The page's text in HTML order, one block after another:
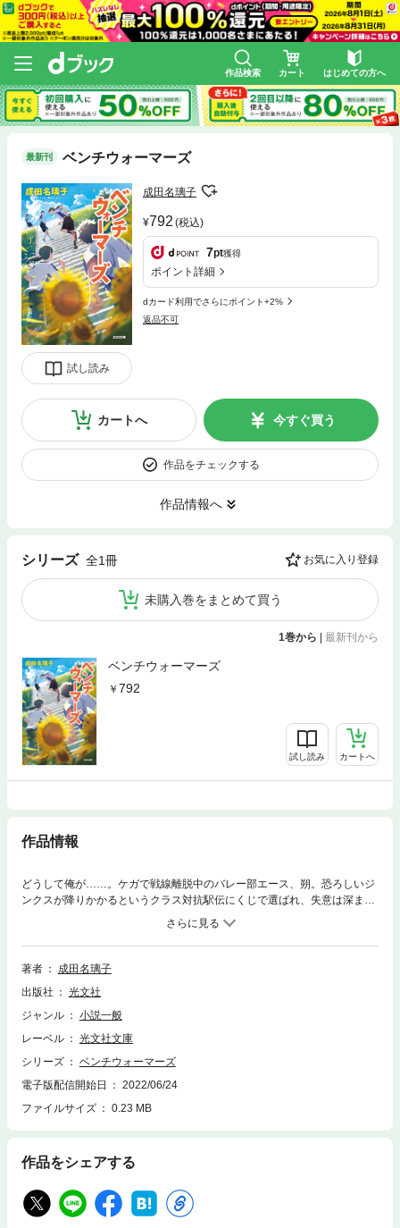
作品検索 カート はじめての方へ
最新刊 ベンチウォーマーズ
試し読み
成田名璃子
792 (税込)
7pt獲得
ポイント詳細
dカード利用でさらにポイント+2%
返品不可
カートへ 今すぐ買う
作品をチェックする
作品情報へ
シリーズ 全1冊 お気に入り登録
未購入巻をまとめて買う
1巻から | 最新刊から
ベンチウォーマーズ
792
試し読み カートへ
作品情報
どうして俺が……。ケガで戦線離脱中のバレー部エース、朔。恐ろしいジ
ンクスが降りかかるというクラス対抗駅伝にくじで選ばれ、失意は深ま
る。駅伝メンバーは5人。共通点はそれぞれの部活でメインを張れず、私
生活でも下降気味の「ベンチ」なことだった。接点なんてなかった5人が
ぶつけ合う本音。そして迎える真夏の本番。さあ、ベンチの意地と本気を
見せようか。
著者
成田名璃子
出版社
光文社
ジャンル
小説一般
レーベル
光文社文庫
シリーズ
ベンチウォーマーズ
電子版配信開始日
2022/06/24
ファイルサイズ
0.23 MB
作品をシェアする